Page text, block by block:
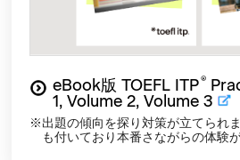
eBook版 TOEFL ITP®
1, Volume 2, Volume 3
出題の傾向を探り対策が立てられ
も付いており本番さながらの体験